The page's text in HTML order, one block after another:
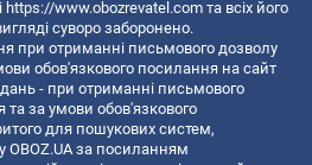
https://www.obozrevatel.com та всіх його
суворо заборонено.
при отриманні письмового дозволу
обов'язкового посилання на сайт
- при отриманні письмового
та за умови обов'язкового
для пошукових систем,
OBOZ.UA за посиланням